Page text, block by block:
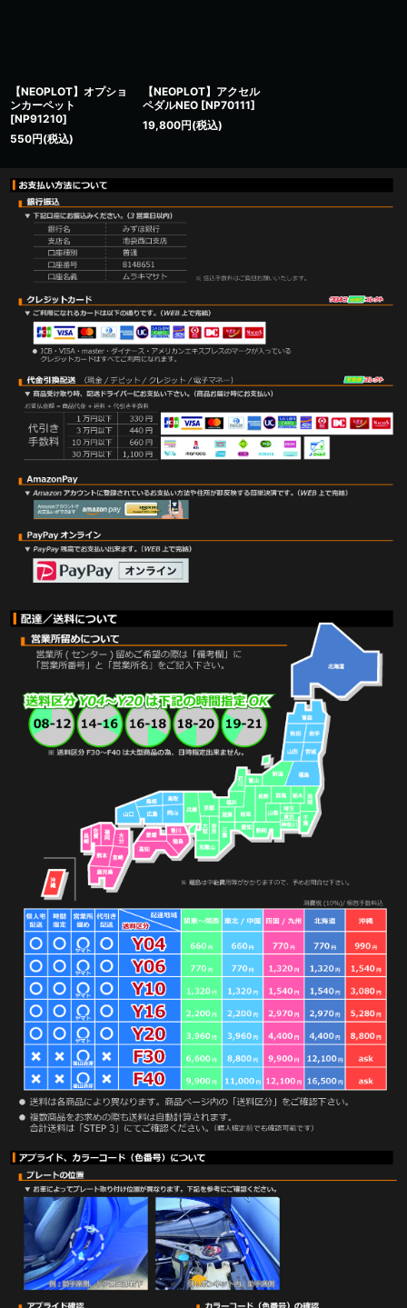
【NEOPLOT】オプショ
ンカーペット
[NP91210]
550円(税込)
【NEOPLOT】アクセル
ペダルNEO [NP70111]
19,800円(税込)